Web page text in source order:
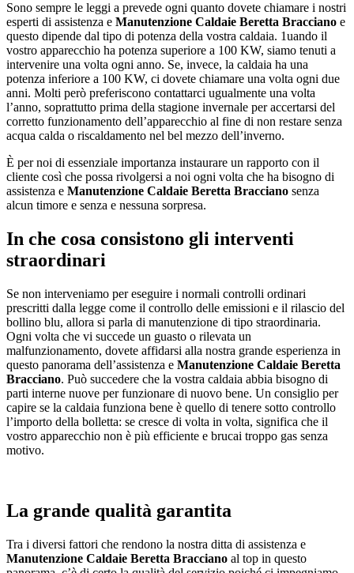
Sono sempre le leggi a prevede ogni quanto dovete chiamare i nostri
esperti di assistenza e Manutenzione Caldaie Beretta Bracciano e
questo dipende dal tipo di potenza della vostra caldaia. 1uando il
vostro apparecchio ha potenza superiore a 100 KW, siamo tenuti a
intervenire una volta ogni anno. Se, invece, la caldaia ha una
potenza inferiore a 100 KW, ci dovete chiamare una volta ogni due
anni. Molti però preferiscono contattarci ugualmente una volta
l’anno, soprattutto prima della stagione invernale per accertarsi del
corretto funzionamento dell’apparecchio al fine di non restare senza
acqua calda o riscaldamento nel bel mezzo dell’inverno.
È per noi di essenziale importanza instaurare un rapporto con il
cliente così che possa rivolgersi a noi ogni volta che ha bisogno di
assistenza e Manutenzione Caldaie Beretta Bracciano senza
alcun timore e senza e nessuna sorpresa.
In che cosa consistono gli interventi
straordinari
Se non interveniamo per eseguire i normali controlli ordinari
prescritti dalla legge come il controllo delle emissioni e il rilascio del
bollino blu, allora si parla di manutenzione di tipo straordinaria.
Ogni volta che vi succede un guasto o rilevata un
malfunzionamento, dovete affidarsi alla nostra grande esperienza in
questo panorama dell’assistenza e Manutenzione Caldaie Beretta
Bracciano. Può succedere che la vostra caldaia abbia bisogno di
parti interne nuove per funzionare di nuovo bene. Un consiglio per
capire se la caldaia funziona bene è quello di tenere sotto controllo
l’importo della bolletta: se cresce di volta in volta, significa che il
vostro apparecchio non è più efficiente e brucai troppo gas senza
motivo.
La grande qualità garantita
Tra i diversi fattori che rendono la nostra ditta di assistenza e
Manutenzione Caldaie Beretta Bracciano al top in questo